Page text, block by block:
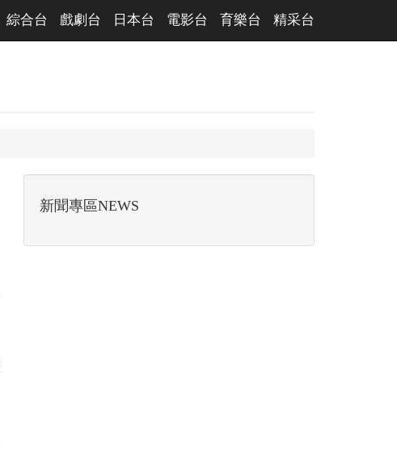
綜合台 戲劇台 日本台 電影台 育樂台 精采台
新聞專區NEWS